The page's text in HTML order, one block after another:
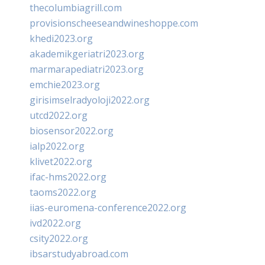
thecolumbiagrill.com
provisionscheeseandwineshoppe.com
khedi2023.org
akademikgeriatri2023.org
marmarapediatri2023.org
emchie2023.org
girisimselradyoloji2022.org
utcd2022.org
biosensor2022.org
ialp2022.org
klivet2022.org
ifac-hms2022.org
taoms2022.org
iias-euromena-conference2022.org
ivd2022.org
csity2022.org
ibsarstudyabroad.com